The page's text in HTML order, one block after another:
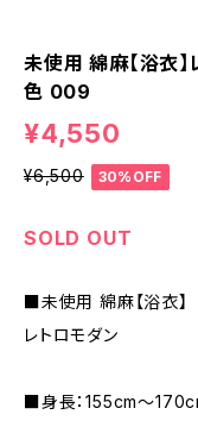
未使用 綿麻【浴衣
色 009
¥4,550
¥6,500 30%OFF
SOLD OUT
■未使用 綿麻【浴衣】
レトロモダン
■身長：155cm～